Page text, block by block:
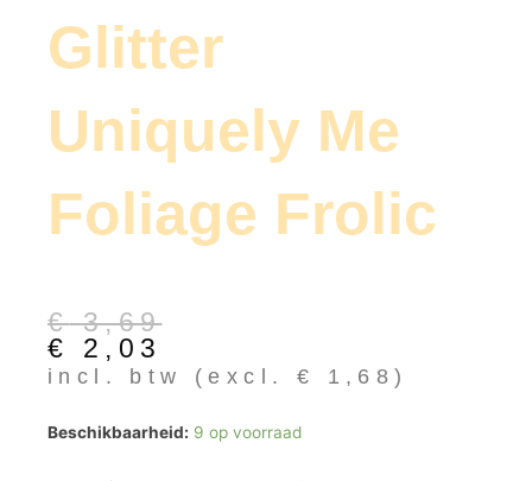
Glitter
Uniquely Me
Foliage Frolic
€3,69
Oorspronkelijke
prijs
was:
€ 2,03
Huidige
prijs
is:
incl. btw (excl. € 1,68)
Beschikbaarheid: 9 op voorraad
LoveNess